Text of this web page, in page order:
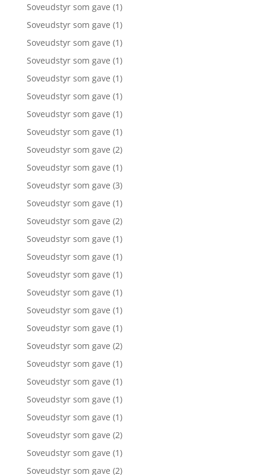
Soveudstyr som gave (1)
Soveudstyr som gave (1)
Soveudstyr som gave (1)
Soveudstyr som gave (1)
Soveudstyr som gave (1)
Soveudstyr som gave (1)
Soveudstyr som gave (1)
Soveudstyr som gave (1)
Soveudstyr som gave (2)
Soveudstyr som gave (1)
Soveudstyr som gave (3)
Soveudstyr som gave (1)
Soveudstyr som gave (2)
Soveudstyr som gave (1)
Soveudstyr som gave (1)
Soveudstyr som gave (1)
Soveudstyr som gave (1)
Soveudstyr som gave (1)
Soveudstyr som gave (1)
Soveudstyr som gave (2)
Soveudstyr som gave (1)
Soveudstyr som gave (1)
Soveudstyr som gave (1)
Soveudstyr som gave (1)
Soveudstyr som gave (2)
Soveudstyr som gave (1)
Soveudstyr som gave (2)